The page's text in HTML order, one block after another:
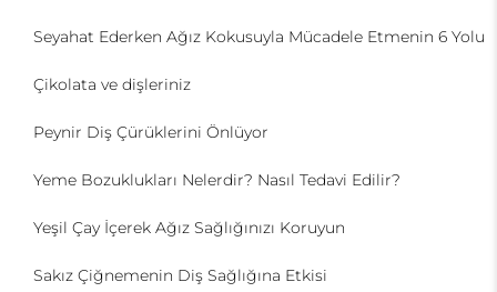
Seyahat Ederken Ağız Kokusuyla Mücadele Etmenin 6 Yolu
Çikolata ve dişleriniz
Peynir Diş Çürüklerini Önlüyor
Yeme Bozuklukları Nelerdir? Nasıl Tedavi Edilir?
Yeşil Çay İçerek Ağız Sağlığınızı Koruyun
Sakız Çiğnemenin Diş Sağlığına Etkisi